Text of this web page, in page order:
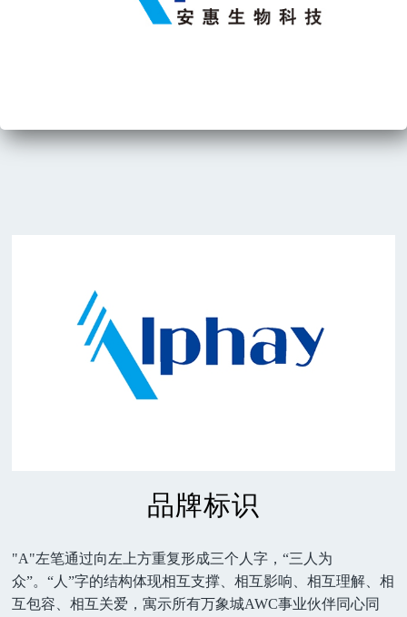
品牌标识
"A"左笔通过向左上方重复形成三个人字，“三人为
众”。“人”字的结构体现相互支撑、相互影响、相互理解、相
互包容、相互关爱，寓示所有万象城AWC事业伙伴同心同